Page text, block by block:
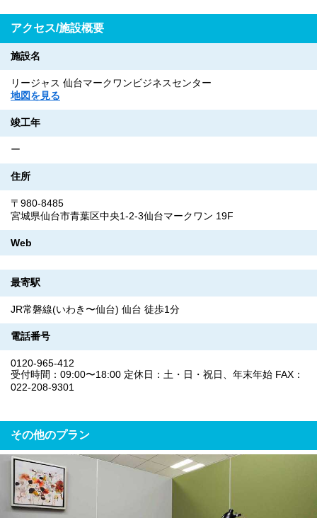
アクセス/施設概要
施設名
リージャス 仙台マークワンビジネスセンター
地図を見る
竣工年
ー
住所
〒980-8485
宮城県仙台市青葉区中央1-2-3仙台マークワン 19F
Web
最寄駅
JR常磐線(いわき〜仙台) 仙台 徒歩1分
電話番号
0120-965-412
受付時間：09:00〜18:00 定休日：土・日・祝日、年末年始 FAX：
022-208-9301
その他のプラン